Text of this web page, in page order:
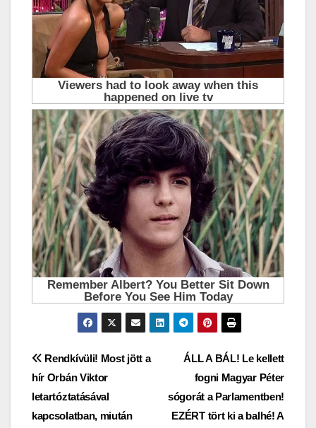
Bejegyzés
navigáció
ÁLL A BÁL! Le kellett
fogni Magyar Péter
sógorát a Parlamentben!
EZÉRT tört ki a balhé! A
Rendkívüli! Most jött a
hír Orbán Viktor
letartóztatásával
kapcsolatban, miután